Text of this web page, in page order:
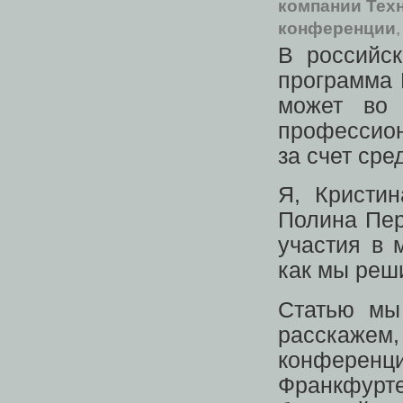
компании
конференции
В
программа
может во
за счет
Я,
Полина
участия в
как мы
Статью